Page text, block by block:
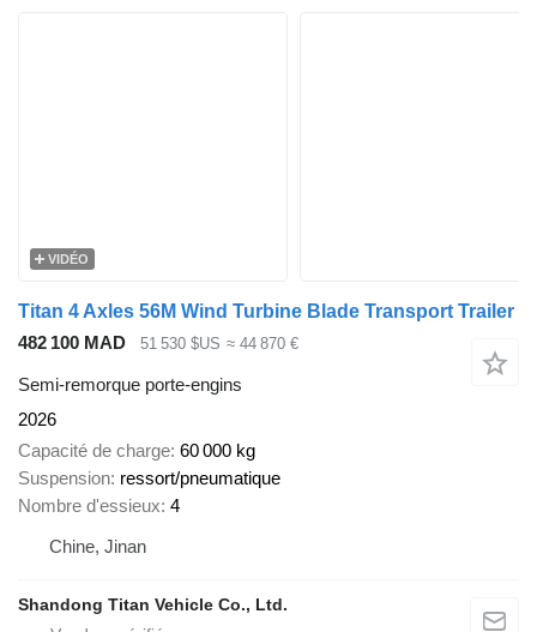
VIDÉO
Titan 4 Axles 56M Wind Turbine Blade Transport Trailer
482 100 MAD
51 530 $US ≈ 44 870 €
Semi-remorque porte-engins
2026
Capacité de charge 60 000 kg
Suspension ressort/pneumatique
Nombre d'essieux 4
Chine, Jinan
Shandong Titan Vehicle Co., Ltd.